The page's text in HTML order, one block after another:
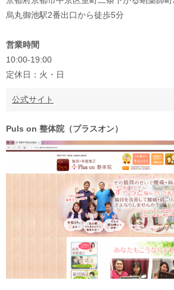
烏丸御池駅2番出口から徒歩5分
営業時間
10:00-19:00
定休日：火・日
公式サイト
Puls on 整体院（プラスオン）